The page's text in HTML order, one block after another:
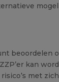
beoordelen
kan
met